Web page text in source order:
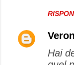
Hai